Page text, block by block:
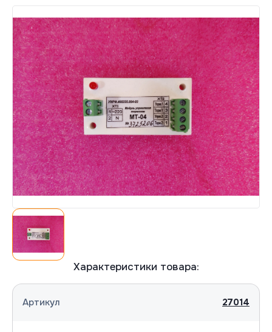
Характеристики товара:
Артикул 27014
Согласна(-ен) на обработку персональных
данных
Отправить
Согласна(-ен) на обработку персональных
данных
Отправить